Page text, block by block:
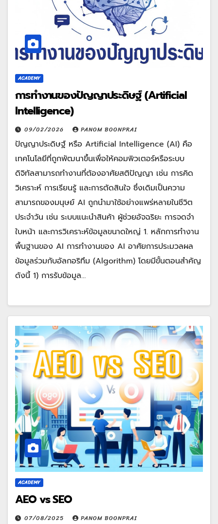
ACADEMY
การทำงานของปัญญาประดิษฐ์ (Artificial
Intelligence)
09/02/2026 PANOM BOONPRAI
ปัญญาประดิษฐ์ หรือ Artificial Intelligence (AI) คือ
เทคโนโลยีที่ถูกพัฒนาขึ้นเพื่อให้คอมพิวเตอร์หรือระบบ
ดิจิทัลสามารถทำงานที่ต้องอาศัยสติปัญญา เช่น การคิด
วิเคราะห์ การเรียนรู้ และการตัดสินใจ ซึ่งเดิมเป็นความ
สามารถของมนุษย์ AI ถูกนำมาใช้อย่างแพร่หลายในชีวิต
ประจำวัน เช่น ระบบแนะนำสินค้า ผู้ช่วยอัจฉริยะ การจดจำ
ใบหน้า และการวิเคราะห์ข้อมูลขนาดใหญ่ 1. หลักการทำงาน
พื้นฐานของ AI การทำงานของ AI อาศัยการประมวลผล
ข้อมูลร่วมกับอัลกอริทึม (Algorithm) โดยมีขั้นตอนสำคัญ
ดังนี้ 1) การรับข้อมูล…
ACADEMY
AEO vs SEO
07/08/2025 PANOM BOONPRAI